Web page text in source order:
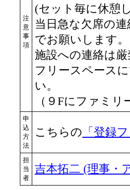
注
意
事
項
(セット毎に休憩
当日急な欠席の連
でお願いします。
施設への連絡は厳
フリースペース
い。
（９Fにファミリ
申
込
方
法
こちらの 「登録
担
当
者
吉本拓二 (理事・